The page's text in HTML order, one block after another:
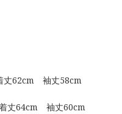
62cm 袖丈58cm
丈64cm 袖丈60cm